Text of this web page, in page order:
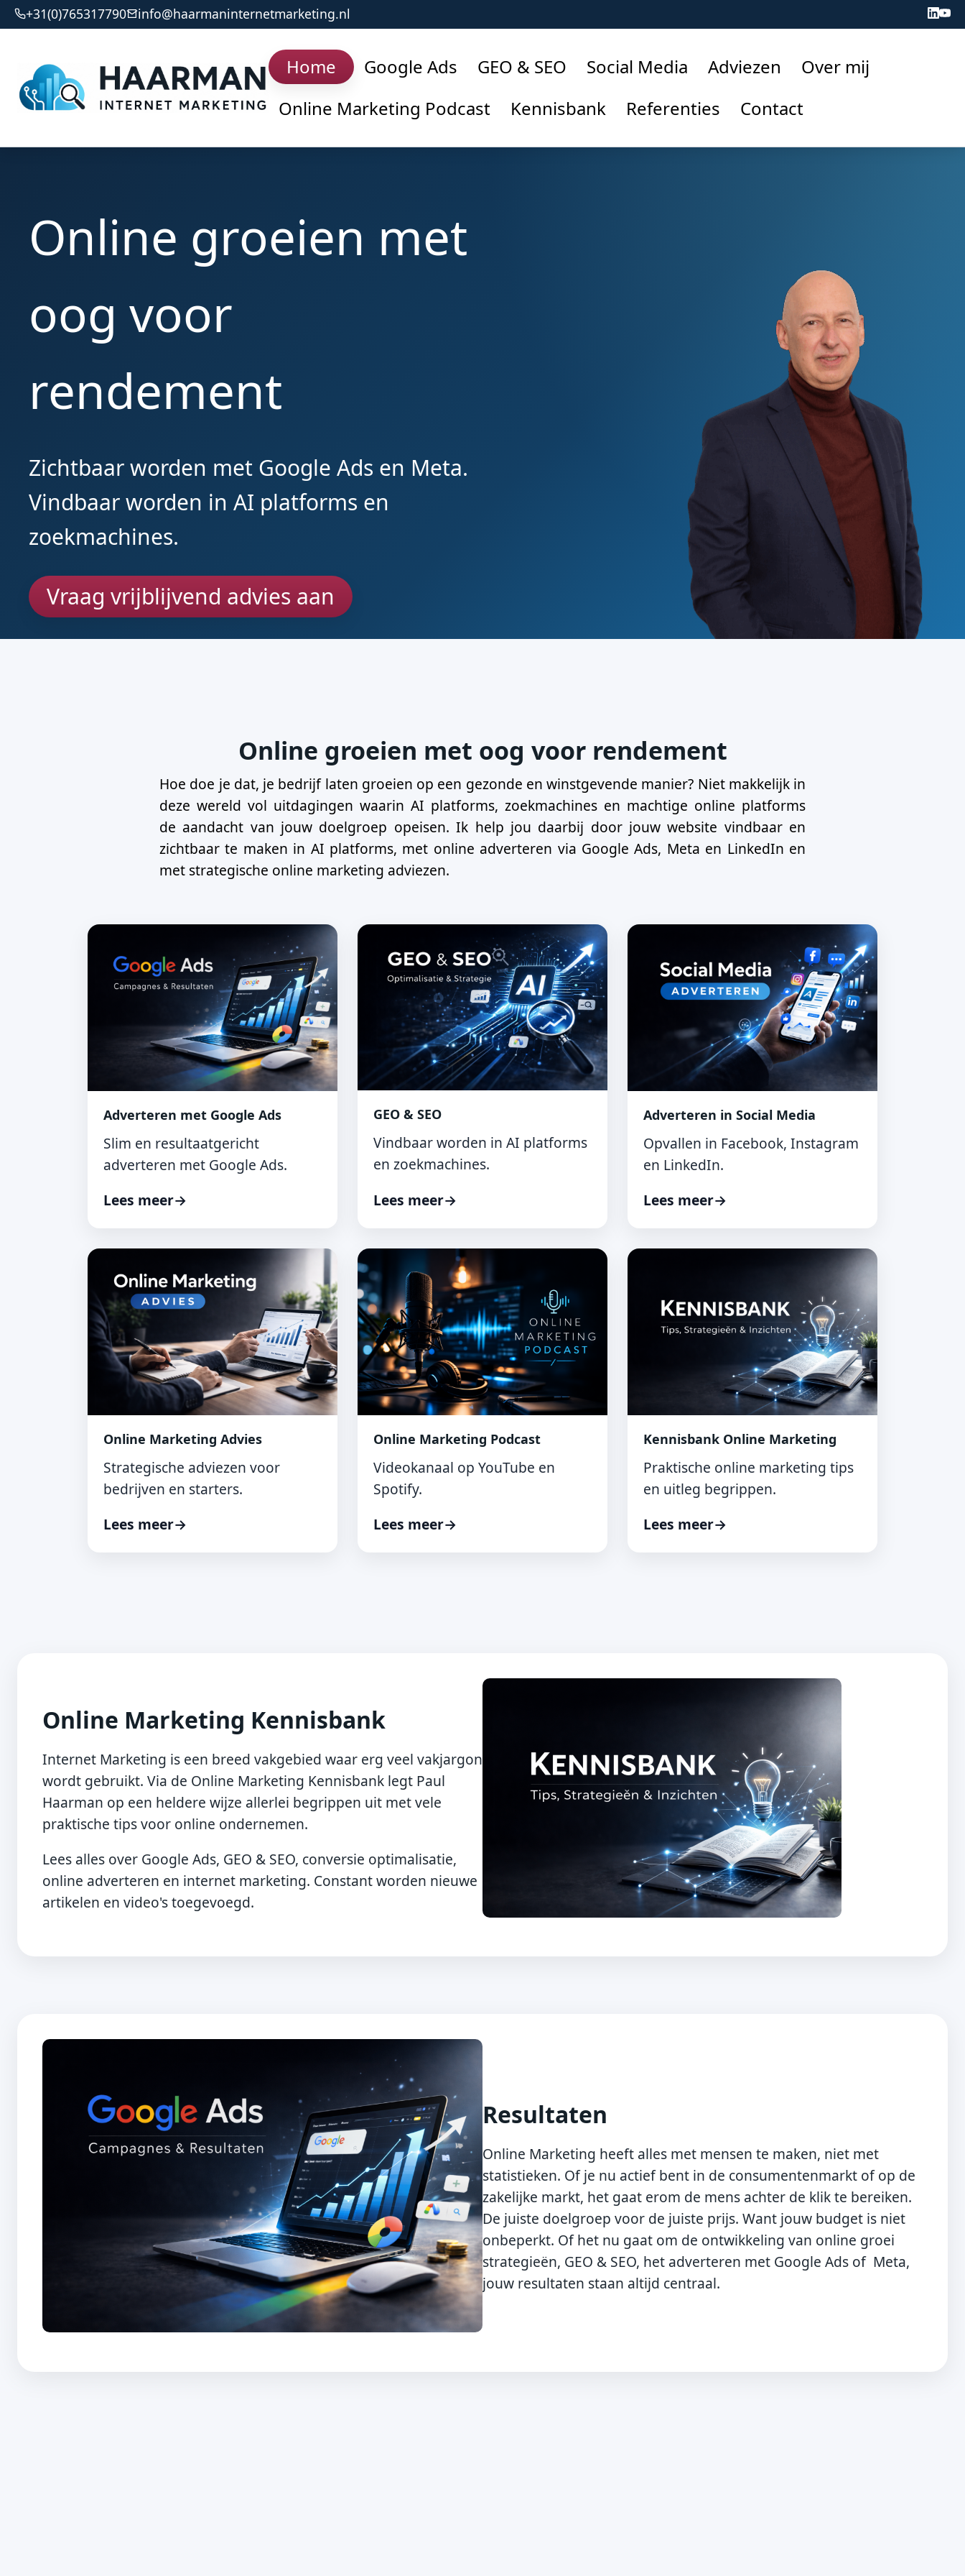
+31(0)765317790 info@haarmaninternetmarketing.nl
Home Google Ads GEO & SEO Social Media Adviezen
Over mij
Online Marketing Podcast
Kennisbank Referenties Contact
Online groeien met
oog voor
rendement
Zichtbaar worden met Google Ads en Meta.
Vindbaar worden in AI platforms en
zoekmachines.
Vraag vrijblijvend advies aan
Online groeien met oog voor rendement
Hoe doe je dat, je bedrijf laten groeien op een gezonde en winstgevende manier? Niet makkelijk in
deze wereld vol uitdagingen waarin AI platforms, zoekmachines en machtige online platforms
de aandacht van jouw doelgroep opeisen. Ik help jou daarbij door jouw website vindbaar en
zichtbaar te maken in AI platforms, met online adverteren via Google Ads, Meta en LinkedIn en
met strategische online marketing adviezen.
Adverteren met Google Ads
Slim en resultaatgericht
adverteren met Google Ads.
Lees meer→
GEO & SEO
Vindbaar worden in AI platforms
en zoekmachines.
Lees meer→
Adverteren in Social Media
Opvallen in Facebook, Instagram
en LinkedIn.
Lees meer→
Online Marketing Advies
Strategische adviezen voor
bedrijven en starters.
Lees meer→
Online Marketing Podcast
Videokanaal op YouTube en
Spotify.
Lees meer→
Kennisbank Online Marketing
Praktische online marketing tips
en uitleg begrippen.
Lees meer→
Online Marketing Kennisbank
Internet Marketing is een breed vakgebied waar erg veel vakjargon
wordt gebruikt. Via de Online Marketing Kennisbank legt Paul
Haarman op een heldere wijze allerlei begrippen uit met vele
praktische tips voor online ondernemen.
Lees alles over Google Ads, GEO & SEO, conversie optimalisatie,
online adverteren en internet marketing. Constant worden nieuwe
artikelen en video's toegevoegd.
Resultaten
Online Marketing heeft alles met mensen te maken, niet met
statistieken. Of je nu actief bent in de consumentenmarkt of op de
zakelijke markt, het gaat erom de mens achter de klik te bereiken.
De juiste doelgroep voor de juiste prijs. Want jouw budget is niet
onbeperkt. Of het nu gaat om de ontwikkeling van online groei
strategieën, GEO & SEO, het adverteren met Google Ads of Meta,
jouw resultaten staan altijd centraal.